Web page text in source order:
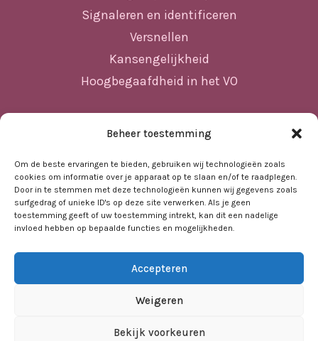
Beheer toestemming
Om de beste ervaringen te bieden, gebruiken wij technologieën zoals
cookies om informatie over je apparaat op te slaan en/of te raadplegen.
Door in te stemmen met deze technologieën kunnen wij gegevens zoals
surfgedrag of unieke ID's op deze site verwerken. Als je geen
toestemming geeft of uw toestemming intrekt, kan dit een nadelige
invloed hebben op bepaalde functies en mogelijkheden.
Accepteren
Weigeren
Bekijk voorkeuren
Signaleren en identificeren
Versnellen
Kansengelijkheid
Hoogbegaafdheid in het VO
Home
Nieuws
Agenda
Kennisbank
Sociale kaart
Over ons
Contact